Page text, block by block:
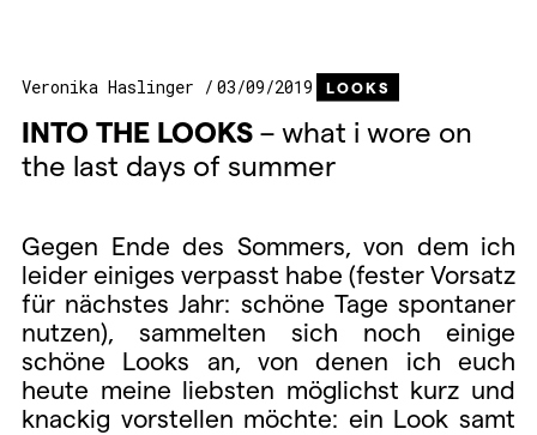
Veronika Haslinger 03/09/2019 LOOKS
INTO THE LOOKS – what i wore on
the last days of summer
Gegen Ende des Sommers, von dem ich
leider einiges verpasst habe (fester Vorsatz
für nächstes Jahr: schöne Tage spontaner
nutzen), sammelten sich noch einige
schöne Looks an, von denen ich euch
heute meine liebsten möglichst kurz und
knackig vorstellen möchte: ein Look samt